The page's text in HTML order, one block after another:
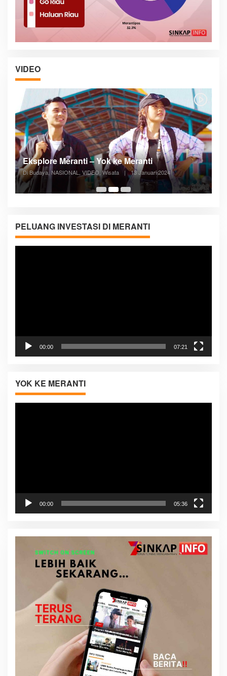
VIDEO
05:08
Posyandu Melayani Semua Siklus Hidup
Di ADVERTORIAL, Kesehatan, VIDEO 27 Desember 2023
PELUANG INVESTASI DI MERANTI
Pemutar
00:00 07:21
YOK KE MERANTI
00:00 05:36